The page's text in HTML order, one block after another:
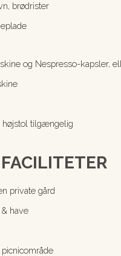
brødrister
og Nespresso-kapsler,
højstol tilgængelig
private gård
have